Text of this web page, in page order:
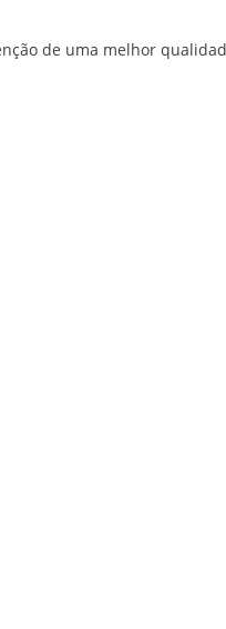
de uma melhor